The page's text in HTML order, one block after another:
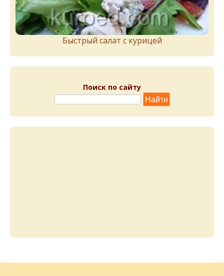
Быстрый салат с курицей
Поиск по сайту